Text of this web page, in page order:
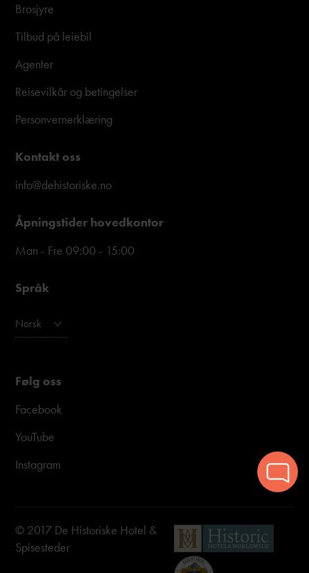
Brosjyre
Tilbud på leiebil
Agenter
Reisevilkår og betingelser
Personvernerklæring
Kontakt oss
info@dehistoriske.no
Åpningstider hovedkontor
Man - Fre 09:00 - 15:00
Språk
Norsk
Følg oss
Facebook
YouTube
Instagram
© 2017 De Historiske Hotel &
Spisesteder